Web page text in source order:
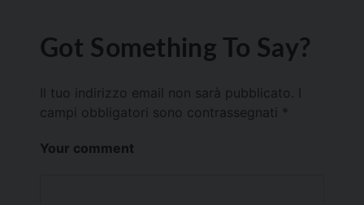
Got Something To Say?
Il tuo indirizzo email non sarà pubblicato.
campi obbligatori sono contrassegnati *
Your comment